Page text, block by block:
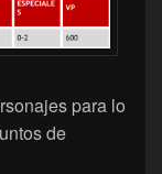
para lo
de